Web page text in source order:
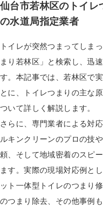
仙台市若林区のトイレ
の水道局指定業者
トイレが突然つまってしま
まり若林区」と検索し、迅
す。本記事では、若林区で
とに、トイレつまりの主な
ついて詳しく解説します。
さらに、専門業者による対
ルキンクリーンのプロの技
頼、そして地域密着のスピ
ます。実際の現場対応例と
ット一体型トイレのつまり
のつまり除去、その他事例